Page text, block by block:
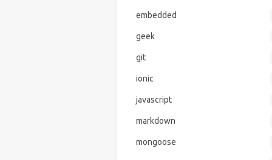
embedded
geek
git
ionic
javascript
markdown
mongoose